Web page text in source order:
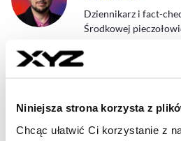
Niniejsza strona korzysta z
Chcąc ułatwić Ci korzystanie z
Dziennikarz i fact-
Środkowej